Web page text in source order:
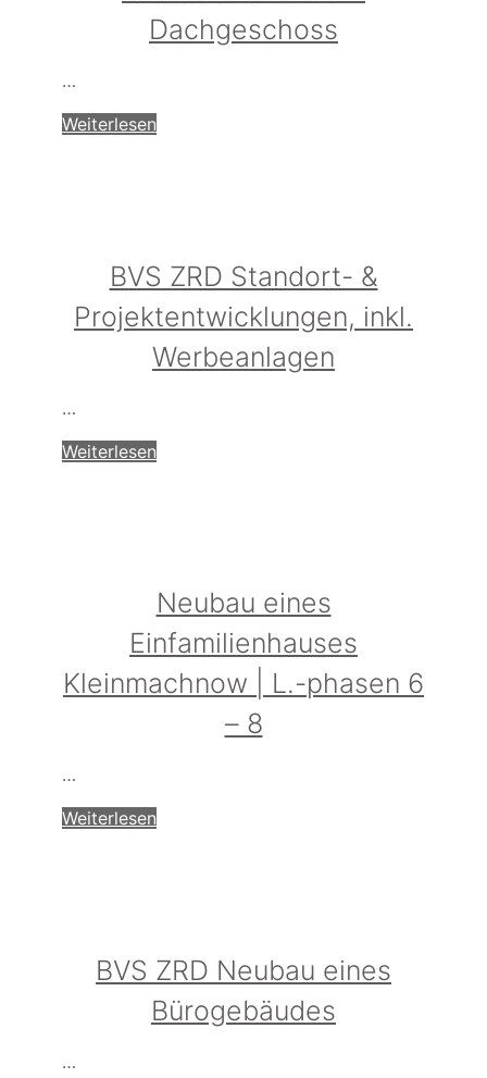
Dachgeschoss
…
Weiterlesen
BVS ZRD Standort- &
Projektentwicklungen, inkl.
Werbeanlagen
…
Weiterlesen
Neubau eines
Einfamilienhauses
Kleinmachnow | L.-phasen 6
– 8
…
Weiterlesen
BVS ZRD Neubau eines
Bürogebäudes
…